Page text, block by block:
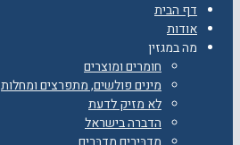
דף הבית
אודות
מה במגזין
חומרים ומוצרים
מינים פולשים, מתפרצים ומחלות
לא מזיק לדעת
הדברה בישראל